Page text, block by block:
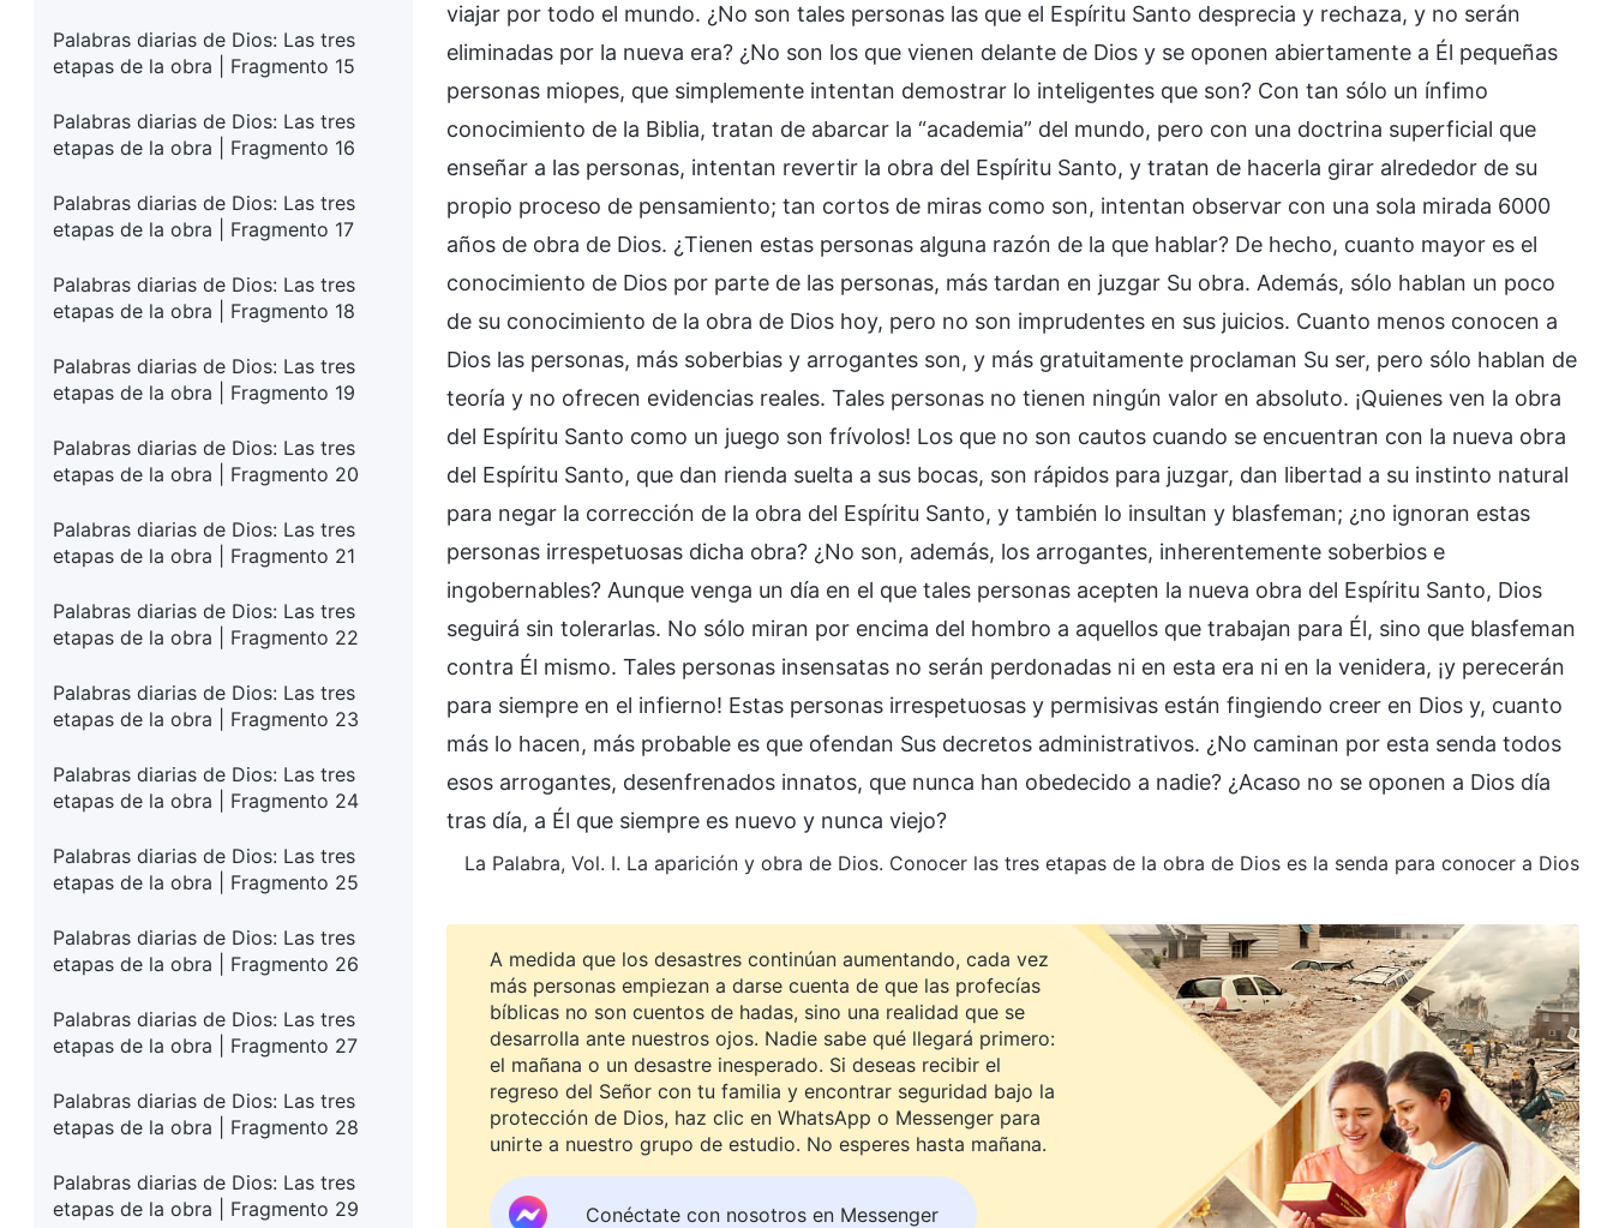
Palabras diarias de Dios: Las tres
etapas de la obra | Fragmento 15
Palabras diarias de Dios: Las tres
etapas de la obra | Fragmento 16
Palabras diarias de Dios: Las tres
etapas de la obra | Fragmento 17
Palabras diarias de Dios: Las tres
etapas de la obra | Fragmento 18
Palabras diarias de Dios: Las tres
etapas de la obra | Fragmento 19
Palabras diarias de Dios: Las tres
etapas de la obra | Fragmento 20
Palabras diarias de Dios: Las tres
etapas de la obra | Fragmento 21
Palabras diarias de Dios: Las tres
etapas de la obra | Fragmento 22
Palabras diarias de Dios: Las tres
etapas de la obra | Fragmento 23
Palabras diarias de Dios: Las tres
etapas de la obra | Fragmento 24
Palabras diarias de Dios: Las tres
etapas de la obra | Fragmento 25
Palabras diarias de Dios: Las tres
etapas de la obra | Fragmento 26
Palabras diarias de Dios: Las tres
etapas de la obra | Fragmento 27
Palabras diarias de Dios: Las tres
etapas de la obra | Fragmento 28
Palabras diarias de Dios: Las tres
etapas de la obra | Fragmento 29
viajar por todo el mundo. ¿No son tales personas las que el Espíritu Santo desprecia y rechaza, y no serán
eliminadas por la nueva era? ¿No son los que vienen delante de Dios y se oponen abiertamente a Él pequeñas
personas miopes, que simplemente intentan demostrar lo inteligentes que son? Con tan sólo un ínfimo
conocimiento de la Biblia, tratan de abarcar la “academia” del mundo, pero con una doctrina superficial que
enseñar a las personas, intentan revertir la obra del Espíritu Santo, y tratan de hacerla girar alrededor de su
propio proceso de pensamiento; tan cortos de miras como son, intentan observar con una sola mirada 6000
años de obra de Dios. ¿Tienen estas personas alguna razón de la que hablar? De hecho, cuanto mayor es el
conocimiento de Dios por parte de las personas, más tardan en juzgar Su obra. Además, sólo hablan un poco
de su conocimiento de la obra de Dios hoy, pero no son imprudentes en sus juicios. Cuanto menos conocen a
Dios las personas, más soberbias y arrogantes son, y más gratuitamente proclaman Su ser, pero sólo hablan de
teoría y no ofrecen evidencias reales. Tales personas no tienen ningún valor en absoluto. ¡Quienes ven la obra
del Espíritu Santo como un juego son frívolos! Los que no son cautos cuando se encuentran con la nueva obra
del Espíritu Santo, que dan rienda suelta a sus bocas, son rápidos para juzgar, dan libertad a su instinto natural
para negar la corrección de la obra del Espíritu Santo, y también lo insultan y blasfeman; ¿no ignoran estas
personas irrespetuosas dicha obra? ¿No son, además, los arrogantes, inherentemente soberbios e
ingobernables? Aunque venga un día en el que tales personas acepten la nueva obra del Espíritu Santo, Dios
seguirá sin tolerarlas. No sólo miran por encima del hombro a aquellos que trabajan para Él, sino que blasfeman
contra Él mismo. Tales personas insensatas no serán perdonadas ni en esta era ni en la venidera, ¡y perecerán
para siempre en el infierno! Estas personas irrespetuosas y permisivas están fingiendo creer en Dios y, cuanto
más lo hacen, más probable es que ofendan Sus decretos administrativos. ¿No caminan por esta senda todos
esos arrogantes, desenfrenados innatos, que nunca han obedecido a nadie? ¿Acaso no se oponen a Dios día
tras día, a Él que siempre es nuevo y nunca viejo?
La Palabra, Vol. I. La aparición y obra de Dios. Conocer las tres etapas de la obra de Dios es la senda para conocer a Dios
A medida que los desastres continúan aumentando, cada vez
más personas empiezan a darse cuenta de que las profecías
bíblicas no son cuentos de hadas, sino una realidad que se
desarrolla ante nuestros ojos. Nadie sabe qué llegará primero:
el mañana o un desastre inesperado. Si deseas recibir el
regreso del Señor con tu familia y encontrar seguridad bajo la
protección de Dios, haz clic en WhatsApp o Messenger para
unirte a nuestro grupo de estudio. No esperes hasta mañana.
Conéctate con nosotros en Messenger